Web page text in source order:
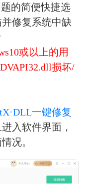
的简便快捷选
修复系统中缺
或以上的用
损坏/
一键修复
入软件界面，
况。